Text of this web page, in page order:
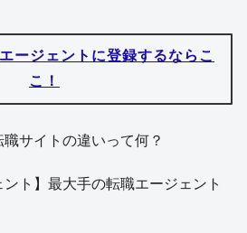
ージェントに登録するならこ
こ！
サイトの違いって何？
ント】最大手の転職エージェント